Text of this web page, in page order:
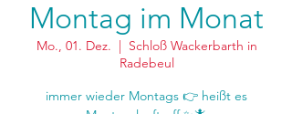
Montag im Monat
Mo., 01. Dez.
  |
Schloß Wackerbarth in
Radebeul
immer wieder Montags 👉 heißt es